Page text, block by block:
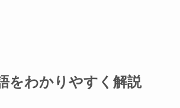
をわかりやすく解説